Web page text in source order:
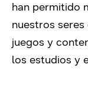
han permitido
nuestros
juegos y
los estudios y